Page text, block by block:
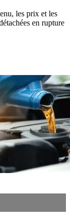
les prix et les
en rupture